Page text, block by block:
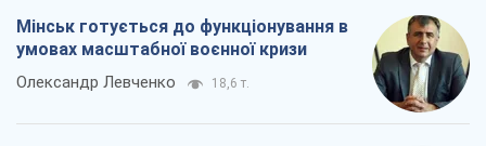
Мінськ готується до функціонування в
умовах масштабної воєнної кризи
Олександр Левченко 18,6 т.